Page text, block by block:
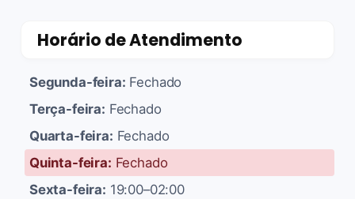
Horário de Atendimento
Segunda-feira: Fechado
Terça-feira: Fechado
Quarta-feira: Fechado
Quinta-feira: Fechado
Sexta-feira: 19:00–02:00